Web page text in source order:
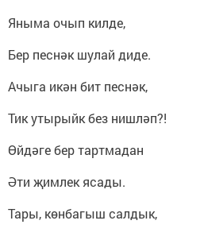
Яныма очып килде,
Бер песнәк шулай диде.
Ачыга икән бит песнәк,
Тик утырыйк без нишләп?!
Өйдәге бер тартмадан
Әти җимлек ясады.
Тары, көнбагыш салдык,